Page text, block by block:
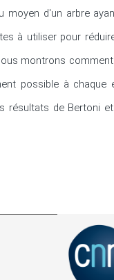
moyen d'un arbre
à utiliser pour
montrons
possible à
de Bertoni